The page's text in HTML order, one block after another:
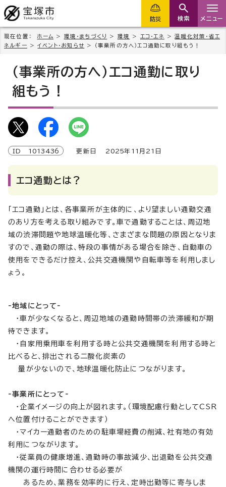
防災 検索 メニュー
現在位置： ホーム > 環境・まちづくり > 環境 > エコ・エネ >温暖化対策・省エ
ネルギー >イベント・お知らせ > （事業所の方へ）エコ通勤に取り組もう！
（事業所の方へ）エコ通勤に取り
組もう！
ID 1013436 更新日 2025年 11 月 21 日
エコ通勤とは？
「エコ通勤」とは、各事業所が主体的に、より望ましい通勤交通
のあり方を考える取り組みです。車で通勤することは、周辺地
域の渋滞問題や地球温暖化等、さまざまな問題の原因となりま
すので、通勤の際は、特段の事情がある場合を除き、自動車の
使用をできるだけ控え、公共交通機関や自転車等を利用しまし
ょう。
‐地域にとって‐
・車が少なくなると、周辺地域の通勤時間帯の渋滞緩和が期
待できます。
・自家用乗用車を利用する時と公共交通機関を利用する時と
比べると、排出される二酸化炭素の
量が少ないので、地球温暖化防止につながります。
‐事業所にとって‐
・企業イメージの向上が図れます。（環境配慮行動としてCSR
へ位置付けることができます）
・マイカー通勤者のための駐車場経費の削減、社有地の有効
利用につながります。
・従業員の健康増進、通勤時の事故減少、出退勤を公共交通
機関の運行時間に合わせる必要が
あるため、業務を効率的に行え、定時出勤等に寄与しま